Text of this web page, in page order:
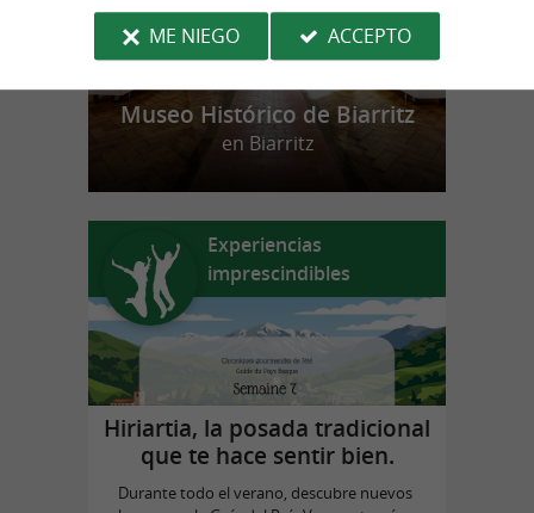
Museo Histórico de Biarritz
en Biarritz
Experiencias
imprescindibles
Hiriartia, la posada tradicional
que te hace sentir bien.
Durante todo el verano, descubre nuevos
ME NIEGO
ACCEPTO